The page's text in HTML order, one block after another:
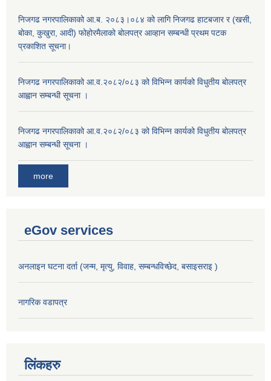
निजगढ नगरपालिकाको आ.ब. २०८३।०८४ को लागि निजगढ हाटबजार र (खसी,
बोका, कुखुरा, आदी) फोहोरमैलाको बोलपत्र आव्हान सम्बन्धी प्रथम पटक
प्रकाशित सूचना।
निजगढ नगरपालिकाको आ.व.२०८२/०८३ को विभिन्न कार्यको विधुतीय बोलपत्र
आह्वान सम्बन्धी सूचना ।
निजगढ नगरपालिकाको आ.व.२०८२/०८३ को विभिन्न कार्यको विधुतीय बोलपत्र
आह्वान सम्बन्धी सूचना ।
more
eGov services
अनलाइन घटना दर्ता (जन्म, मृत्यु, विवाह, सम्बन्धविच्छेद, बसाइसराइ )
नागरिक वडापत्र
लिंकहरु